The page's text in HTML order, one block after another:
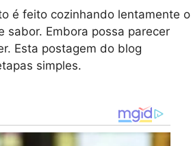
é feito cozinhando lentamente o
sabor. Embora possa parecer
Esta postagem do blog
simples.